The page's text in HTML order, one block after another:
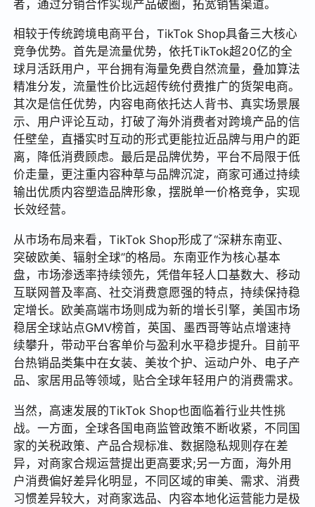
者，通过分销合作实现产品破圈，拓宽销售渠道。
相较于传统跨境电商平台，TikTok Shop具备三大核心
竞争优势。首先是流量优势，依托TikTok超20亿的全
球月活跃用户，平台拥有海量免费自然流量，叠加算法
精准分发，流量性价比远超传统付费推广的货架电商。
其次是信任优势，内容电商依托达人背书、真实场景展
示、用户评论互动，打破了海外消费者对跨境产品的信
任壁垒，直播实时互动的形式更能拉近品牌与用户的距
离，降低消费顾虑。最后是品牌优势，平台不局限于低
价走量，更注重内容种草与品牌沉淀，商家可通过持续
输出优质内容塑造品牌形象，摆脱单一价格竞争，实现
长效经营。
从市场布局来看，TikTok Shop形成了“深耕东南亚、
突破欧美、辐射全球”的格局。东南亚作为核心基本
盘，市场渗透率持续领先，凭借年轻人口基数大、移动
互联网普及率高、社交消费意愿强的特点，持续保持稳
定增长。欧美高端市场则成为新的增长引擎，美国市场
稳居全球站点GMV榜首，英国、墨西哥等站点增速持
续攀升，带动平台客单价与盈利水平稳步提升。目前平
台热销品类集中在女装、美妆个护、运动户外、电子产
品、家居用品等领域，贴合全球年轻用户的消费需求。
当然，高速发展的TikTok Shop也面临着行业共性挑
战。一方面，全球各国电商监管政策不断收紧，不同国
家的关税政策、产品合规标准、数据隐私规则存在差
异，对商家合规运营提出更高要求;另一方面，海外用
户消费偏好差异化明显，不同区域的审美、需求、消费
习惯差异较大，对商家选品、内容本地化运营能力是极